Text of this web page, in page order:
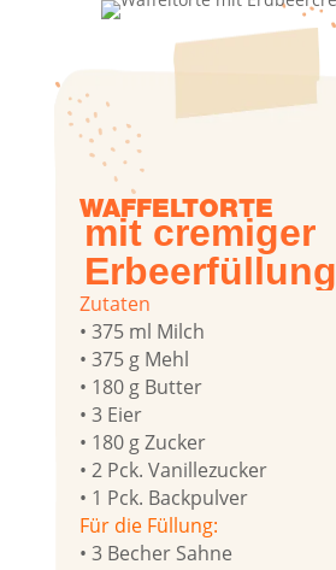
WAFFELTORTE
mit cre­mi­ger
Erbeerfüllung
Zuta­ten
• 375 ml Milch
• 375 g Mehl
• 180 g But­ter
• 3 Eier
• 180 g Zucker
• 2 Pck. Vanil­le­zu­cker
• 1 Pck. Back­pul­ver
Für die Fül­lung:
• 3 Becher Sah­ne